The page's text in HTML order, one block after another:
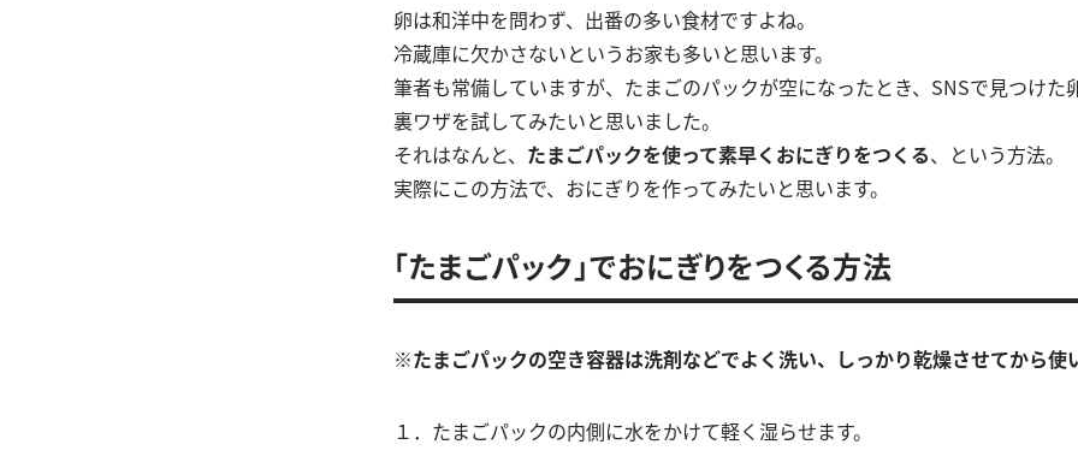
卵は和洋中を問わず、出番の多い食材ですよね。
冷蔵庫に欠かさないというお家も多いと思います。
筆者も常備していますが、たまごのパックが空になったとき、SNSで見つけた
裏ワザを試してみたいと思いました。
それはなんと、 たまごパックを使って素早くおにぎりをつくる、という方法。
実際にこの方法で、おにぎりを作ってみたいと思います。
「たまごパック」でおにぎりをつくる方法
※たまごパックの空き容器は洗剤などでよく洗い、しっかり乾燥させてから使
１．たまごパックの内側に水をかけて軽く湿らせます。